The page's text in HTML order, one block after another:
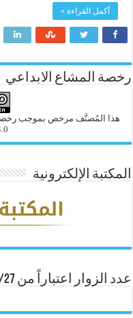
أكمل القراءة »
رخصة المشاع الابداعي
هذا المُصنَّف مرخص بموجب رخصة
المكتبة الإلكترونية
عدد الزوار اعتباراً من 5/27/ 2011